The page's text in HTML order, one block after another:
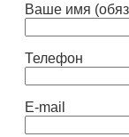
Ваше имя
Телефон
E-mail